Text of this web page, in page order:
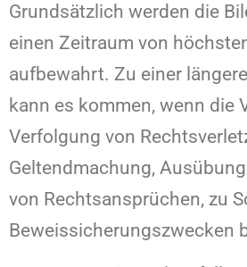
Grundsätzlich werden die
einen Zeitraum von
aufbewahrt. Zu einer
kann es kommen, wenn die
Verfolgung von
Geltendmachung,
von Rechtsansprüchen, zu
Beweissicherungszwecken